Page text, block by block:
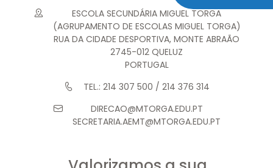
ESCOLA SECUNDÁRIA MIGUEL TORGA
(AGRUPAMENTO DE ESCOLAS MIGUEL TORGA)
RUA DA CIDADE DESPORTIVA, MONTE ABRAÃO
2745-012 QUELUZ
PORTUGAL
TEL.: 214 307 500 / 214 376 314
DIRECAO@MTORGA.EDU.PT
SECRETARIA.AEMT@MTORGA.EDU.PT